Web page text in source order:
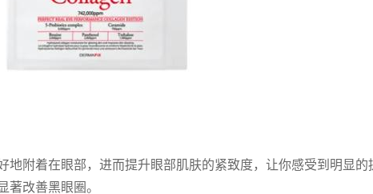
地附着在眼部，进而提升眼部肌肤的紧致度，让你感受到明显的
著改善黑眼圈。